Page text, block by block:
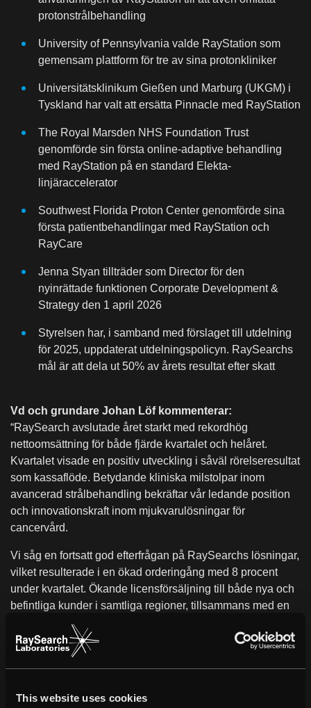
This website uses cookies
protonstrålbehandling
University of Pennsylvania valde RayStation som
gemensam plattform för tre av sina protonkliniker
Universitätsklinikum Gießen und Marburg (UKGM) i
Tyskland har valt att ersätta Pinnacle med RayStation
The Royal Marsden NHS Foundation Trust
genomförde sin första online-adaptive behandling
med RayStation på en standard Elekta-
linjäraccelerator
Southwest Florida Proton Center genomförde sina
första patientbehandlingar med RayStation och
RayCare
Jenna Styan tillträder som Director för den
nyinrättade funktionen Corporate Development &
Strategy den 1 april 2026
Styrelsen har, i samband med förslaget till utdelning
för 2025, uppdaterat utdelningspolicyn. RaySearchs
mål är att dela ut 50% av årets resultat efter skatt
Vd och grundare Johan Löf kommenterar:
“RaySearch avslutade året starkt med rekordhög
nettoomsättning för både fjärde kvartalet och helåret.
Kvartalet visade en positiv utveckling i såväl rörelseresultat
som kassaflöde. Betydande kliniska milstolpar inom
avancerad strålbehandling bekräftar vår ledande position
och innovationskraft inom mjukvarulösningar för
cancervård.
Vi såg en fortsatt god efterfrågan på RaySearchs lösningar,
vilket resulterade i en ökad orderingång med 8 procent
under kvartalet. Ökande licensförsäljning till både nya och
befintliga kunder i samtliga regioner, tillsammans med en
hög andel återkommande supportintäkter, ger oss en god
intäktsstabilitet och en växande kundbas.
Nettoomsättningen för både det fjärde kvartalet och helåret
ökade omsättningen med 16 procent till 375 (323) MSEK,